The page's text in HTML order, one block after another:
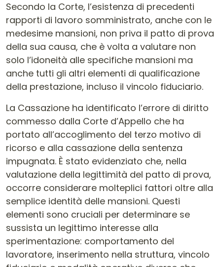
Secondo la Corte, l’esistenza di precedenti
rapporti di lavoro somministrato, anche con le
medesime mansioni, non priva il patto di prova
della sua causa, che è volta a valutare non
solo l’idoneità alle specifiche mansioni ma
anche tutti gli altri elementi di qualificazione
della prestazione, incluso il vincolo fiduciario.
La Cassazione ha identificato l’errore di diritto
commesso dalla Corte d’Appello che ha
portato all’accoglimento del terzo motivo di
ricorso e alla cassazione della sentenza
impugnata. È stato evidenziato che, nella
valutazione della legittimità del patto di prova,
occorre considerare molteplici fattori oltre alla
semplice identità delle mansioni. Questi
elementi sono cruciali per determinare se
sussista un legittimo interesse alla
sperimentazione: comportamento del
lavoratore, inserimento nella struttura, vincolo